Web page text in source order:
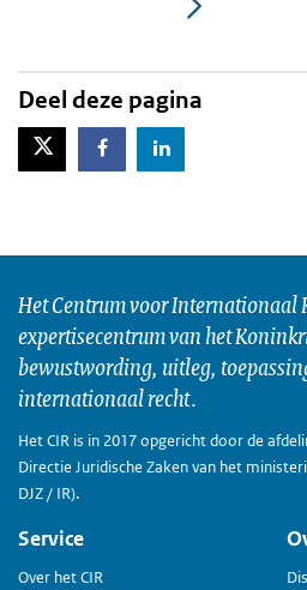
Deel deze pagina
X-TwitterFacebookLinkedIn
Het Centrum voor Internationaal
expertisecentrum van het
bewustwording, uitleg,
internationaal recht.
Het CIR is in 2017 opgericht door de
Directie Juridische Zaken van het
DJZ / IR).
Service
Over het CIR